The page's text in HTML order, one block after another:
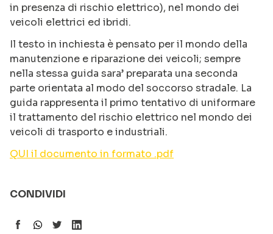
in presenza di rischio elettrico), nel mondo dei
veicoli elettrici ed ibridi.
Il testo in inchiesta è pensato per il mondo della
manutenzione e riparazione dei veicoli; sempre
nella stessa guida sara’ preparata una seconda
parte orientata al modo del soccorso stradale. La
guida rappresenta il primo tentativo di uniformare
il trattamento del rischio elettrico nel mondo dei
veicoli di trasporto e industriali.
QUI il documento in formato .pdf
CONDIVIDI